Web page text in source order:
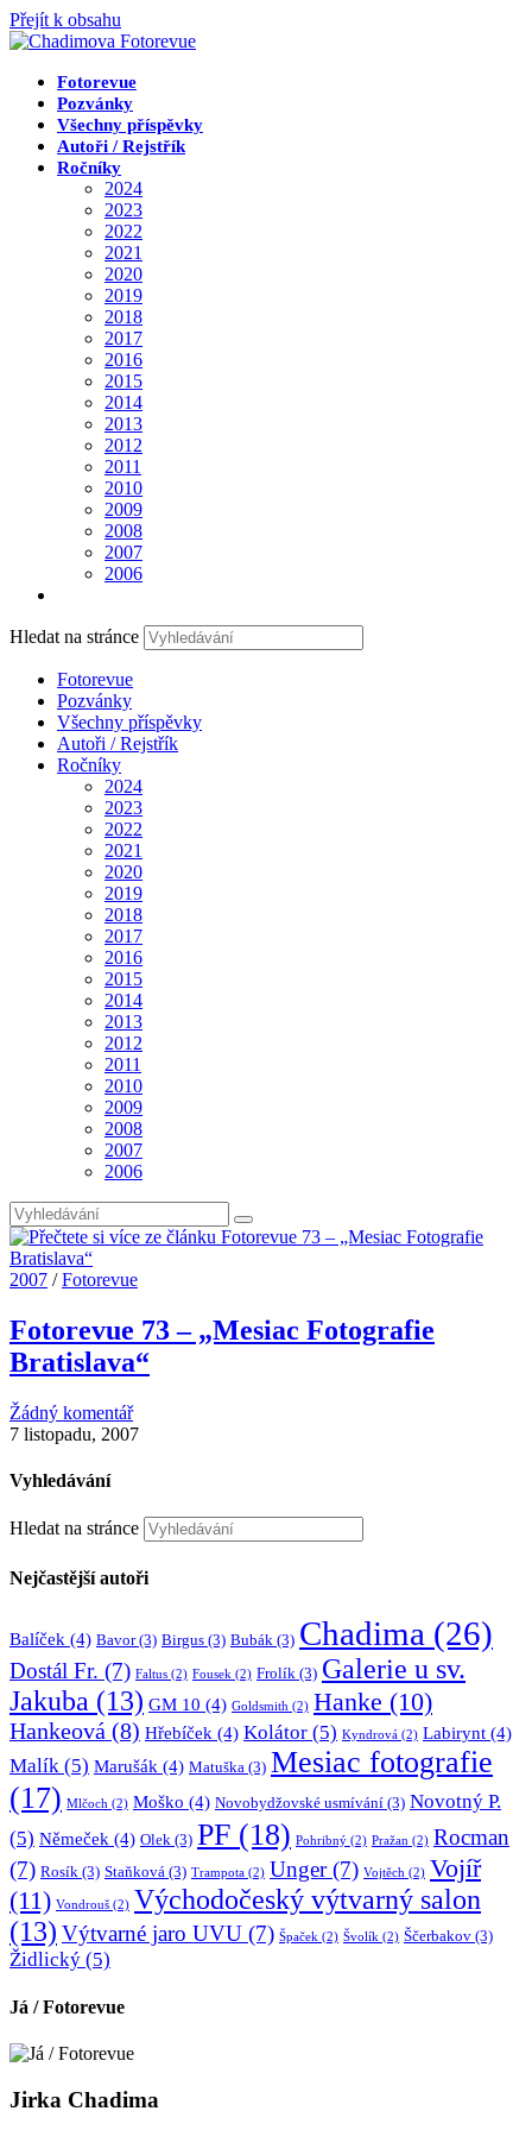
Přejít k obsahu
Fotorevue
Pozvánky
Všechny příspěvky
Autoři / Rejstřík
Ročníky
2024
2023
2022
2021
2020
2019
2018
2017
2016
2015
2014
2013
2012
2011
2010
2009
2008
2007
2006
Hledat na stránce
Fotorevue
Pozvánky
Všechny příspěvky
Autoři / Rejstřík
Ročníky
2024
2023
2022
2021
2020
2019
2018
2017
2016
2015
2014
2013
2012
2011
2010
2009
2008
2007
2006
2007 /Fotorevue
Fotorevue 73 – „Mesiac Fotografie
Bratislava“
Žádný komentář
7 listopadu, 2007
Vyhledávání
Hledat na stránce
Nejčastější autoři
Balíček (4) Bavor(3) Birgus (3) Bubák (3) Chadima (26)
Dostál Fr. (7) Faltus (2) Fousek (2) Frolík (3) Galerie u sv.
Jakuba (13) GM 10 (4) Goldsmith (2) Hanke (10)
Hankeová (8) Hřebíček (4) Kolátor (5) Kyndrová (2) Labirynt (4)
Malík (5) Marušák (4) Matuška (3) Mesiac fotografie
(17) Mlčoch (2) Moško (4) Novobydžovské usmívání (3) Novotný P.
(5) Němeček (4) Olek (3) PF (18) Pohribný (2) Pražan (2) Rocman
(7) Rosík (3) Staňková (3) Trampota (2) Unger(7) Vojtěch (2) Vojíř
(11) Vondrouš (2) Východočeský výtvarný salon
(13) Výtvarné jaro UVU (7) Špaček (2) Švolík (2) Ščerbakov (3)
Židlický (5)
Já / Fotorevue
Jirka Chadima